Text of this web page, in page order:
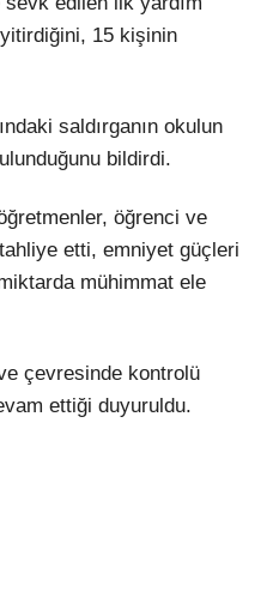
15 kişinin
saldırganın okulun
bildirdi.
öğrenci ve
etti, emniyet güçleri
mühimmat ele
çevresinde kontrolü
ettiği duyuruldu.